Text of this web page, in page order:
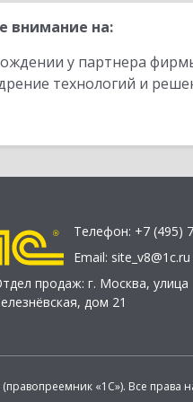
внимание на:
у партнера
технологий и
Телефон: +7 (495)
Email: site_v8@1c.ru
продаж: г. Москва, улица
дом 21
«1С»). Все права